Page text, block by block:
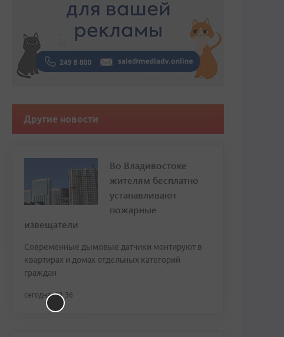
Другие новости
Во Владивостоке
жителям бесплатно
устанавливают
пожарные
извещатели
Современные дымовые датчики монтируют в
квартирах и домах отдельных категорий
граждан
сегодня, 23:36